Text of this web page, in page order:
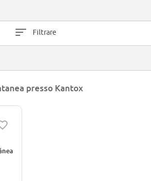
which lobby for a greater role of FinTech in
Filtrare
presso Kantox